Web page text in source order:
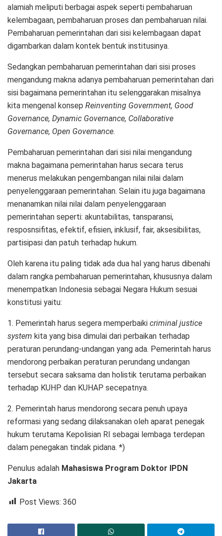
alamiah meliputi berbagai aspek seperti pembaharuan
kelembagaan, pembaharuan proses dan pembaharuan nilai.
Pembaharuan pemerintahan dari sisi kelembagaan dapat
digambarkan dalam kontek bentuk institusinya.
Sedangkan pembaharuan pemerintahan dari sisi proses
mengandung makna adanya pembaharuan pemerintahan dari
sisi bagaimana pemerintahan itu selenggarakan misalnya
kita mengenal konsep Reinventing Government, Good
Governance, Dynamic Governance, Collaborative
Governance, Open Governance.
Pembaharuan pemerintahan dari sisi nilai mengandung
makna bagaimana pemerintahan harus secara terus
menerus melakukan pengembangan nilai nilai dalam
penyelenggaraan pemerintahan. Selain itu juga bagaimana
menanamkan nilai nilai dalam penyelenggaraan
pemerintahan seperti: akuntabilitas, tansparansi,
resposnsifitas, efektif, efisien, inklusif, fair, aksesibilitas,
partisipasi dan patuh terhadap hukum.
Oleh karena itu paling tidak ada dua hal yang harus dibenahi
dalam rangka pembaharuan pemerintahan, khususnya dalam
menempatkan Indonesia sebagai Negara Hukum sesuai
konstitusi yaitu:
1. Pemerintah harus segera memperbaiki criminal justice
system kita yang bisa dimulai dari perbaikan terhadap
peraturan perundang-undangan yang ada. Pemerintah harus
mendorong perbaikan peraturan perundang undangan
tersebut secara saksama dan holistik terutama perbaikan
terhadap KUHP dan KUHAP secepatnya.
2. Pemerintah harus mendorong secara penuh upaya
reformasi yang sedang dilaksanakan oleh aparat penegak
hukum terutama Kepolisian RI sebagai lembaga terdepan
dalam penegakan tindak pidana. *)
Penulus adalah Mahasiswa Program Doktor IPDN
Jakarta
Post Views: 360